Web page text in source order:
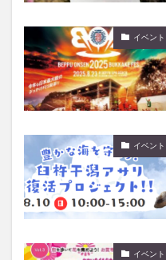
イベント
イベント
イベント